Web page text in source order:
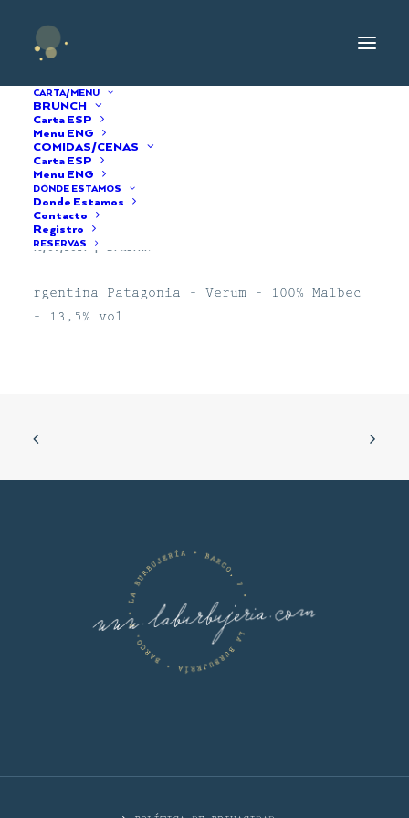
CARTA/MENU
BRUNCH
Carta ESP
Menu ENG
COMIDAS/CENAS
Carta ESP
Menu ENG
DÓNDE ESTAMOS
Donde Estamos
Contacto
Registro
RESERVAS
Verum Malbec
Clásico 2017
16/09/2021 | BY ADMIN
rgentina Patagonia – Verum – 100% Malbec
– 13,5% vol